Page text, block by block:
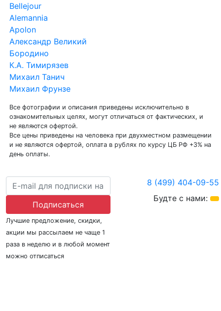
Bellejour
Alemannia
Apolon
Александр Великий
Бородино
К.А. Тимирязев
Михаил Танич
Михаил Фрунзе
Все фотографии и описания приведены исключительно в
ознакомительных целях, могут отличаться от фактических, и
не являются офертой.
Все цены приведены на человека при двухместном размещении
и не являются офертой, оплата в рублях по курсу ЦБ РФ +3% на
день оплаты.
Подписаться
Лучшие предложение, скидки,
акции мы рассылаем не чаще 1
раза в неделю и в любой момент
можно отписаться
8 (499) 404-09-55
Будте с нами: